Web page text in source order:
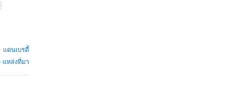
แดนเบรดี้
แหล่งที่มา